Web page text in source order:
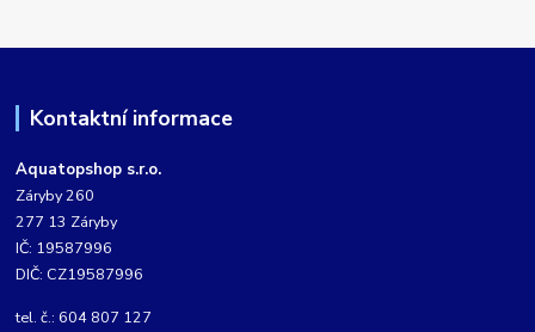
Kontaktní informace
Aquatopshop s.r.o.
Záryby 260
277 13 Záryby
IČ: 19587996
DIČ: CZ19587996
tel. č.: 604 807 127